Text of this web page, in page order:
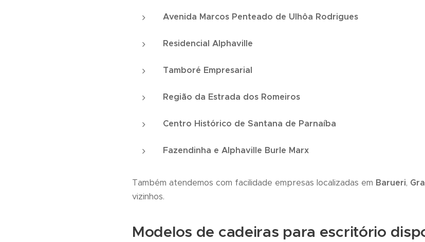
Avenida Marcos Penteado de Ulhôa Rodrigues
Residencial Alphaville
Tamboré Empresarial
Região da Estrada dos Romeiros
Centro Histórico de Santana de Parnaíba
Fazendinha e Alphaville Burle Marx
Também atendemos com facilidade empresas localizadas em Barueri,
vizinhos.
Modelos de cadeiras para escritório